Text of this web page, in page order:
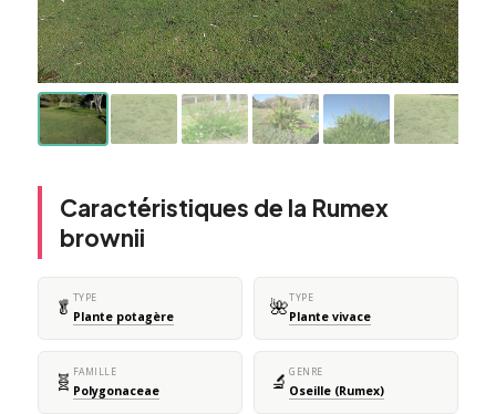
Caractéristiques de la Rumex
brownii
🥬 TYPE
Plante potagère 🌺TYPE
Plante vivace
🧬 FAMILLE
Polygonaceae 🔬 GENRE
Oseille (Rumex)